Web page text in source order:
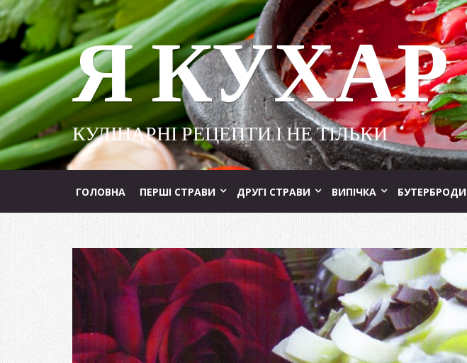
Я КУХАР
КУЛІНАРНІ РЕЦЕПТИ І НЕ ТІЛЬКИ
ГОЛОВНА ПЕРШІ СТРАВИ ДРУГІ СТРАВИ ВИПІЧКА БУТЕРБРОДИ